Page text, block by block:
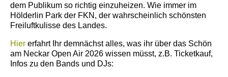
dem Publikum so richtig einzuheizen. Wie immer im
Hölderlin Park der FKN, der wahrscheinlich schönsten
Freiluftkulisse des Landes.
Hier erfahrt Ihr demnächst alles, was ihr über das Schön
am Neckar Open Air 2026 wissen müsst, z.B. Ticketkauf,
Infos zu den Bands und DJs: